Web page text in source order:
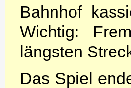
Bahnhof
Wichtig:
längsten
Das Spiel